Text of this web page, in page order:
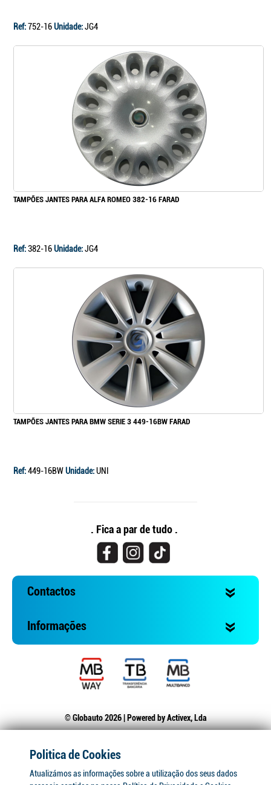
Ref:752-16Unidade:JG4
TAMPÕES JANTES PARA ALFA ROMEO 382-16 FARAD
Ref:382-16Unidade:JG4
TAMPÕES JANTES PARA BMW SERIE 3 449-16BW FARAD
Ref:449-16BWUnidade:UNI
. Fica a par de tudo .
Contactos
Informações
© Globauto 2026 | Powered byActivex, Lda
Politica de Cookies
Atualizámos as informações sobre a utilização dos seus dados